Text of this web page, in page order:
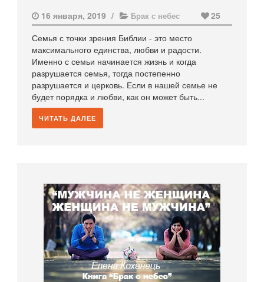
16 января, 2019 / Брак с небес
25
Семья с точки зрения Библии - это место
максимального единства, любви и радости.
Именно с семьи начинается жизнь и когда
разрушается семья, тогда постепенно
разрушается и церковь. Если в нашей семье не
будет порядка и любви, как он может быть...
ЧИТАТЬ ДАЛЕЕ